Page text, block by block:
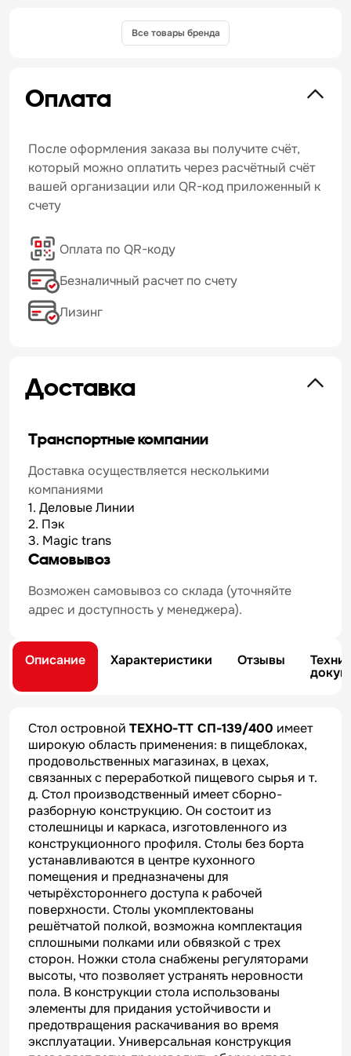
Все товары бренда
Оплата
После оформления заказа вы получите счёт,
который можно оплатить через расчётный счёт
вашей организации или QR-код приложенный к
счету
Оплата по QR-коду
Безналичный расчет по счету
Лизинг
Доставка
Транспортные компании
Доставка осуществляется несколькими
компаниями
1. Деловые Линии
2. Пэк
3. Magic trans
Самовывоз
Возможен самовывоз со склада (уточняйте
адрес и доступность у менеджера).
Описание Характеристики Отзывы
Стол островной ТЕХНО-ТТ СП-139/400 имеет
широкую область применения: в пищеблоках,
продовольственных магазинах, в цехах,
связанных с переработкой пищевого сырья и т.
д. Стол производственный имеет сборно-
разборную конструкцию. Он состоит из
столешницы и каркаса, изготовленного из
конструкционного профиля. Столы без борта
устанавливаются в центре кухонного
помещения и предназначены для
четырёхстороннего доступа к рабочей
поверхности. Столы укомплектованы
решётчатой полкой, возможна комплектация
сплошными полками или обвязкой с трех
сторон. Ножки стола снабжены регуляторами
высоты, что позволяет устранять неровности
пола. В конструкции стола использованы
элементы для придания устойчивости и
предотвращения раскачивания во время
эксплуатации. Универсальная конструкция